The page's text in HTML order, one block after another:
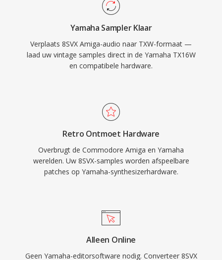
Yamaha Sampler Klaar
Verplaats 8SVX Amiga-audio naar TXW-formaat —
laad uw vintage samples direct in de Yamaha TX16W
en compatibele hardware.
Retro Ontmoet Hardware
Overbrugt de Commodore Amiga en Yamaha
werelden. Uw 8SVX-samples worden afspeelbare
patches op Yamaha-synthesizerhardware.
Alleen Online
Geen Yamaha-editorsoftware nodig. Converteer 8SVX